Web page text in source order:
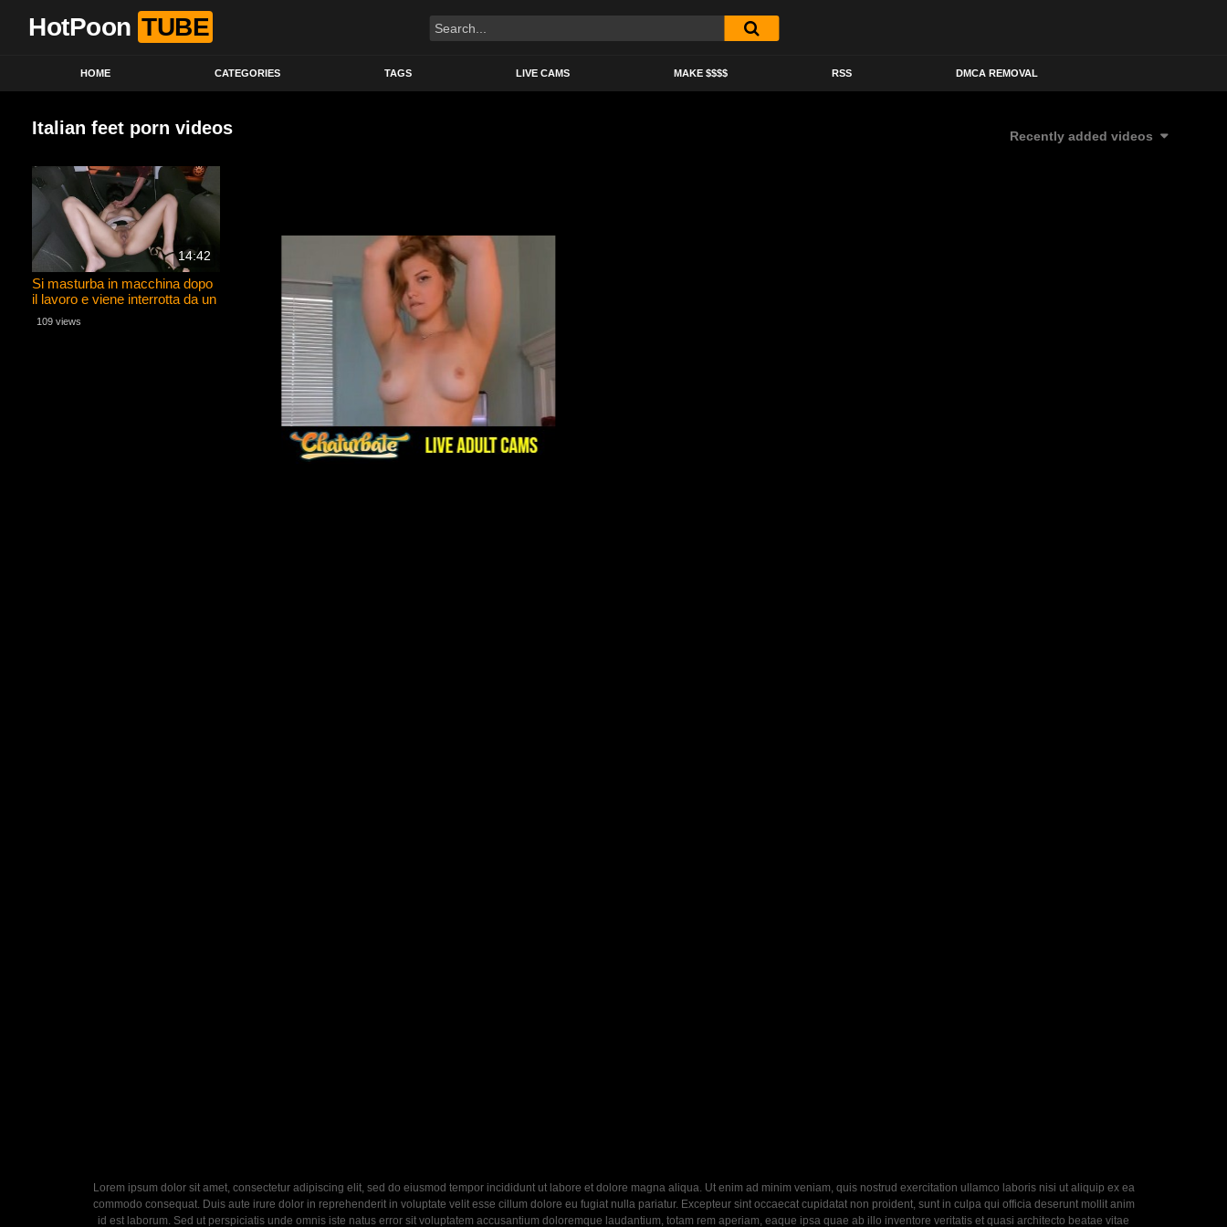
HotPoon TUBE
HOME CATEGORIES TAGS LIVE CAMS MAKE $$$$ RSS DMCA REMOVAL
Italian feet porn videos Recently added videos
14:42
Si masturba in macchina dopo
il lavoro e viene interrotta da un
guardone che le sborra
addosso
109 views
Lorem ipsum dolor sit amet, consectetur adipiscing elit, sed do eiusmod tempor incididunt ut labore et dolore magna aliqua. Ut enim ad minim veniam, quis nostrud exercitation ullamco laboris nisi ut aliquip ex ea
commodo consequat. Duis aute irure dolor in reprehenderit in voluptate velit esse cillum dolore eu fugiat nulla pariatur. Excepteur sint occaecat cupidatat non proident, sunt in culpa qui officia deserunt mollit anim
id est laborum. Sed ut perspiciatis unde omnis iste natus error sit voluptatem accusantium doloremque laudantium, totam rem aperiam, eaque ipsa quae ab illo inventore veritatis et quasi architecto beatae vitae